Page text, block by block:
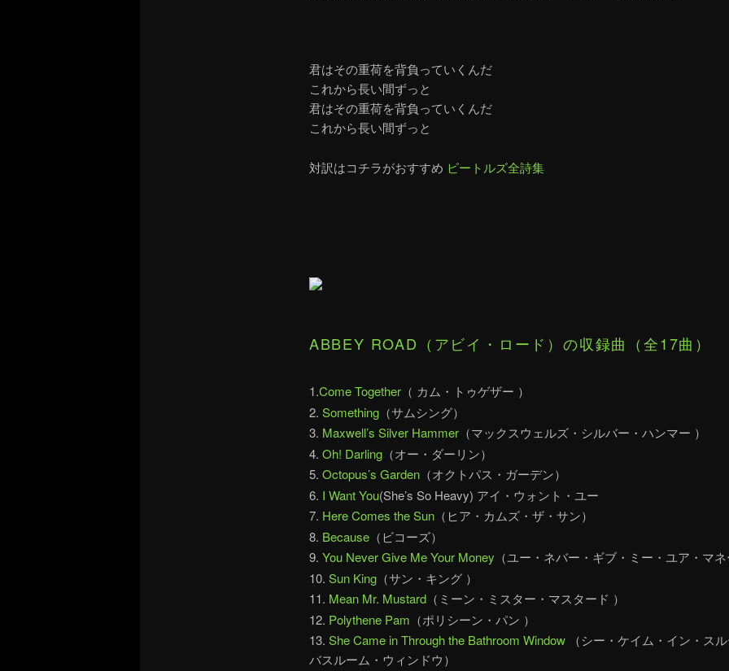
君はその重荷を背負っていくんだ
これから長い間ずっと
君はその重荷を背負っていくんだ
これから長い間ずっと
対訳はコチラがおすすめ ビートルズ全詩集
ABBEY ROAD（アビイ・ロード）の収録曲（全17曲）
1.Come Together（ カム・トゥゲザー ）
2. Something（サムシング）
3. Maxwell’s Silver Hammer（マックスウェルズ・シルバー・ハンマー ）
4. Oh! Darling（オー・ダーリン）
5. Octopus’s Garden（オクトパス・ガーデン）
6. I Want You(She’s So Heavy) アイ・ウォント・ユー
7. Here Comes the Sun（ヒア・カムズ・ザ・サン）
8. Because（ビコーズ）
9. You Never Give Me Your Money （ユー・ネバー・ギブ・ミー・ユア・マ
10. Sun King（サン・キング ）
11. Mean Mr. Mustard（ミーン・ミスター・マスタード ）
12. Polythene Pam （ポリシーン・パン ）
13. She Came in Through the Bathroom Window（シー・ケイム・イン・ス
バスルーム・ウィンドウ）